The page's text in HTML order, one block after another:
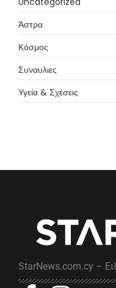
Άστρα
Κόσμος
Συναυλιες
Υγεία & Σχέσεις
StarNews.com.cy –